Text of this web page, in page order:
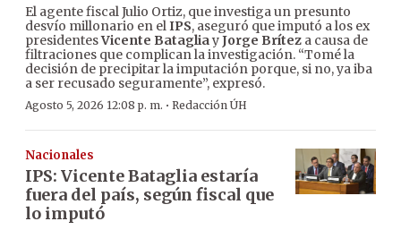
El agente fiscal Julio Ortiz, que investiga un presunto
desvío millonario en elIPS, aseguró que imputó a los ex
presidentesVicente BatagliayJorge Brítez a causa de
filtraciones que complican la investigación. “Tomé la
decisión de precipitar la imputación porque, si no, ya iba
a ser recusado seguramente”, expresó.
Agosto 5, 2026 12:08 p. m. · Redacción ÚH
Nacionales
IPS: Vicente Bataglia estaría
fuera del país, según fiscal que
lo imputó